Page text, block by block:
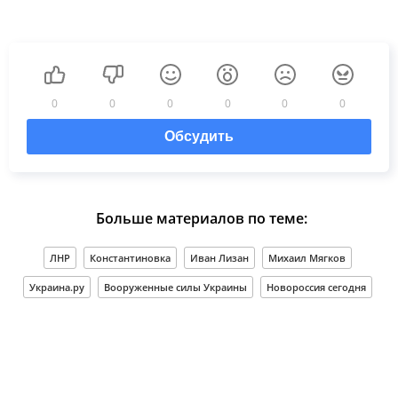
0 0 0 0 0 0
Обсудить
Больше материалов по теме:
ЛНР Константиновка Иван Лизан Михаил Мягков
Украина.ру Вооруженные силы Украины Новороссия сегодня